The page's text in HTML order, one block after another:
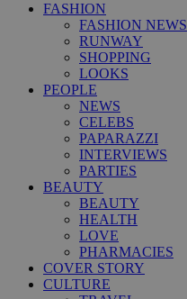
FASHION
FASHION NEWS
RUNWAY
SHOPPING
LOOKS
PEOPLE
NEWS
CELEBS
PAPARAZZI
INTERVIEWS
PARTIES
BEAUTY
BEAUTY
HEALTH
LOVE
PHARMACIES
COVER STORY
CULTURE